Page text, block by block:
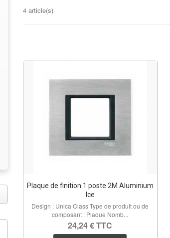
4 article(s)
Plaque de finition 1 poste 2M Aluminium
Ice
Design : Unica Class Type de produit ou de
composant : Plaque Nomb...
24,24 € TTC